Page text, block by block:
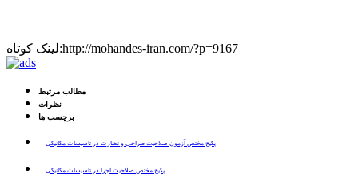
لینک کوتاه:http://mohandes-iran.com/?p=9167
مطالب مرتبط
نظرات
برچسب ها
+پکیج مختص آزمون صلاحیت طراحی و نظارت در تاسیسات مکانیکی
+پکیج مختص صلاحیت اجرا در تاسیسات مکانیکی